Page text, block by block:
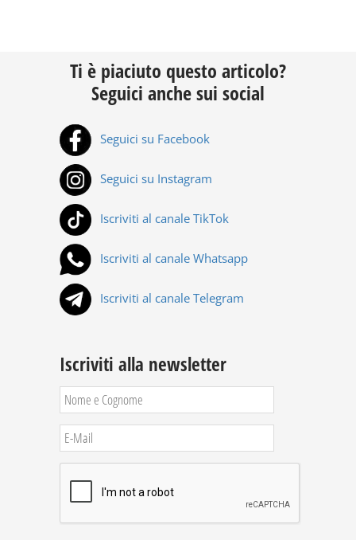
Ti è piaciuto questo articolo?
Seguici anche sui social
Seguici su Facebook
Seguici su Instagram
Iscriviti al canale TikTok
Iscriviti al canale Whatsapp
Iscriviti al canale Telegram
Iscriviti alla newsletter